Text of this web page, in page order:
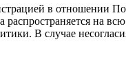
в отношении
на
В случае